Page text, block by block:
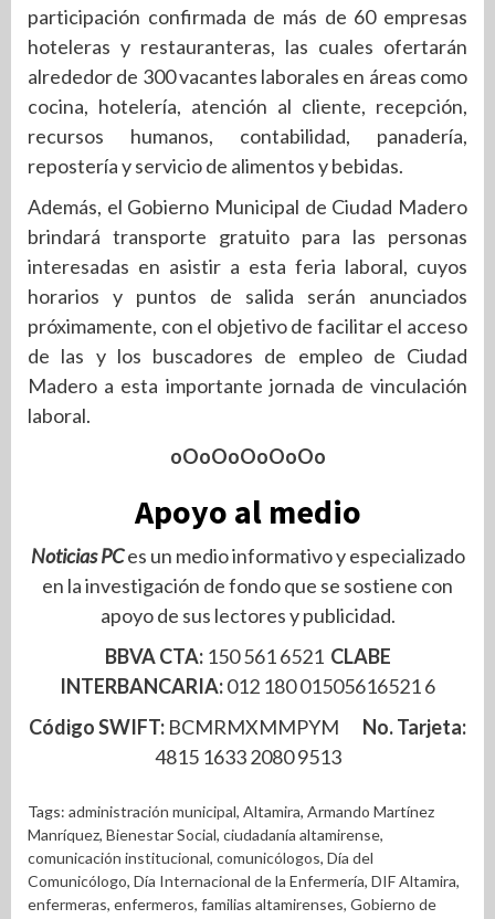
participación confirmada de más de 60 empresas
hoteleras y restauranteras, las cuales ofertarán
alrededor de 300 vacantes laborales en áreas como
cocina, hotelería, atención al cliente, recepción,
recursos humanos, contabilidad, panadería,
repostería y servicio de alimentos y bebidas.
Además, el Gobierno Municipal de Ciudad Madero
brindará transporte gratuito para las personas
interesadas en asistir a esta feria laboral, cuyos
horarios y puntos de salida serán anunciados
próximamente, con el objetivo de facilitar el acceso
de las y los buscadores de empleo de Ciudad
Madero a esta importante jornada de vinculación
laboral.
oOoOoOoOoOo
Apoyo al medio
Noticias PCes un medio informativo y especializado
en la investigación de fondo que se sostiene con
apoyo de sus lectores y publicidad.
BBVA CTA: 150 561 6521 CLABE
INTERBANCARIA:012 180 01505616521 6
Código SWIFT: BCMRMXMMPYM No. Tarjeta:
4815 1633 2080 9513
Tags: administración municipal, Altamira, Armando Martínez
Manríquez, Bienestar Social, ciudadanía altamirense,
comunicación institucional, comunicólogos, Día del
Comunicólogo, Día Internacional de la Enfermería, DIF Altamira,
enfermeras, enfermeros, familias altamirenses, Gobierno de